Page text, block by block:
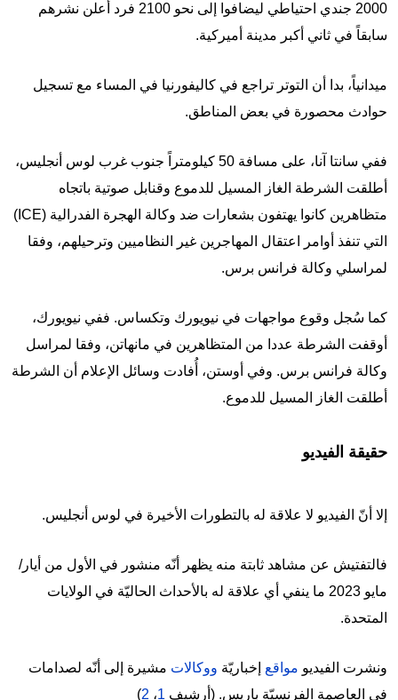
2000 جندي احتياطي ليضافوا إلى نحو 2100 فرد أُعلن نشرهم
سابقاً في ثاني أكبر مدينة أميركية.
ميدانياً، بدا أن التوتر تراجع في كاليفورنيا في المساء مع تسجيل
حوادث محصورة في بعض المناطق.
ففي سانتا آنا، على مسافة 50 كيلومتراً جنوب غرب لوس أنجليس،
أطلقت الشرطة الغاز المسيل للدموع وقنابل صوتية باتجاه
متظاهرين كانوا يهتفون بشعارات ضد وكالة الهجرة الفدرالية (ICE)
التي تنفذ أوامر اعتقال المهاجرين غير النظاميين وترحيلهم، وفقا
لمراسلي وكالة فرانس برس.
كما سُجل وقوع مواجهات في نيويورك وتكساس. ففي نيويورك،
أوقفت الشرطة عددا من المتظاهرين في مانهاتن، وفقا لمراسل
وكالة فرانس برس. وفي أوستن، أُفادت وسائل الإعلام أن الشرطة
أطلقت الغاز المسيل للدموع.
حقيقة الفيديو
إلا أنّ الفيديو لا علاقة له بالتطورات الأخيرة في لوس أنجليس.
فالتفتيش عن مشاهد ثابتة منه يظهر أنّه منشور في الأول من أيار/
مايو 2023 ما ينفي أي علاقة له بالأحداث الحاليّة في الولايات
المتحدة.
ونشرت الفيديو مواقع إخباريّة ووكالات مشيرة إلى أنّه لصدامات
في العاصمة الفرنسيّة باريس. (أرشيف 1، 2
)